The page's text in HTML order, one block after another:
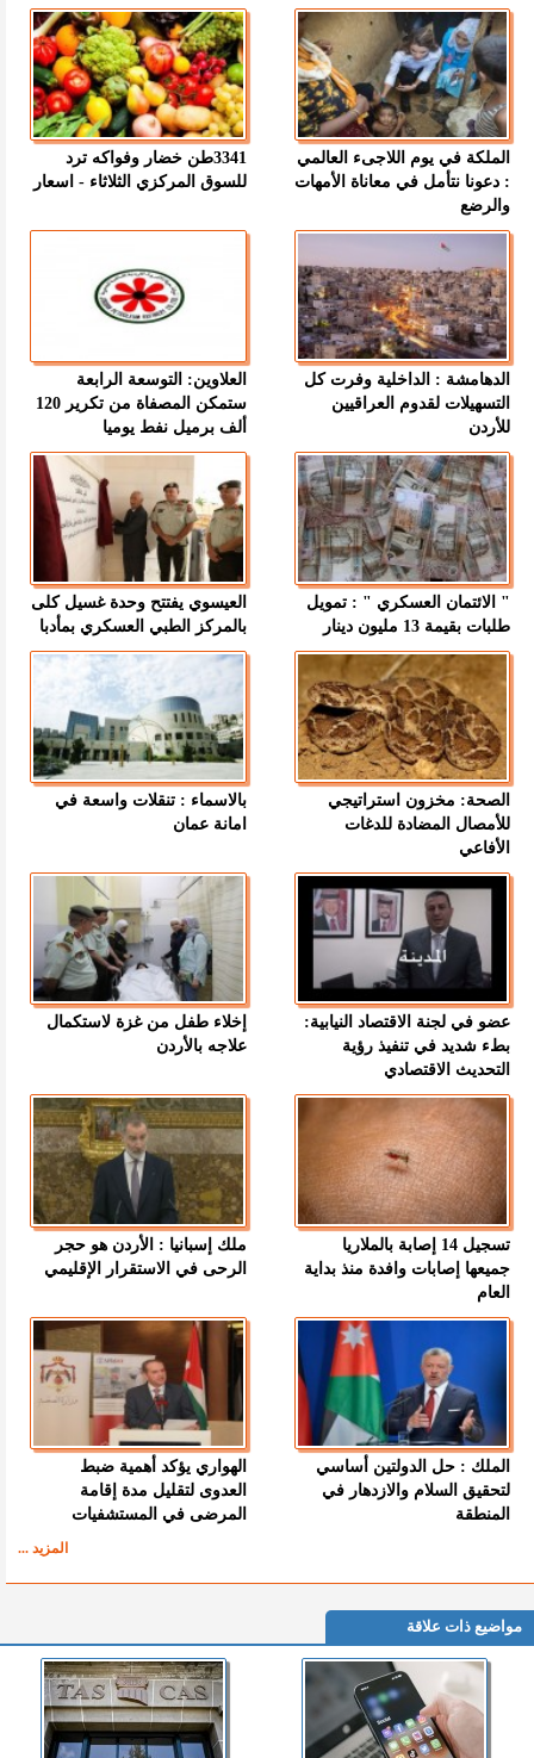
الملكة في يوم اللاجىء العالمي
: دعونا نتأمل في معاناة الأمهات
والرضع
3341طن خضار وفواكه ترد
للسوق المركزي الثلاثاء - اسعار
الدهامشة : الداخلية وفرت كل
التسهيلات لقدوم العراقيين
للأردن
العلاوين: التوسعة الرابعة
ستمكن المصفاة من تكرير 120
ألف برميل نفط يوميا
" الائتمان العسكري " : تمويل
طلبات بقيمة 13 مليون دينار
العيسوي يفتتح وحدة غسيل كلى
بالمركز الطبي العسكري بمأدبا
الصحة: مخزون استراتيجي
للأمصال المضادة للدغات
الأفاعي
بالاسماء : تنقلات واسعة في
امانة عمان
عضو في لجنة الاقتصاد النيابية:
بطء شديد في تنفيذ رؤية
التحديث الاقتصادي
إخلاء طفل من غزة لاستكمال
علاجه بالأردن
تسجيل 14 إصابة بالملاريا
جميعها إصابات وافدة منذ بداية
العام
ملك إسبانيا : الأردن هو حجر
الرحى في الاستقرار الإقليمي
الملك : حل الدولتين أساسي
لتحقيق السلام والازدهار في
المنطقة
الهواري يؤكد أهمية ضبط
العدوى لتقليل مدة إقامة
المرضى في المستشفيات
المزيد ...
مواضيع ذات علاقة